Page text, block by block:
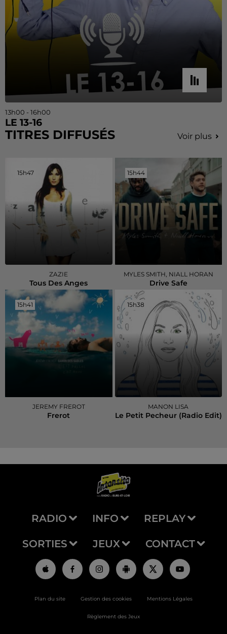
13h00 - 16h00
LE 13-16
TITRES DIFFUSÉS Voir plus
15h47
15h47
ZAZIE
Tous Des Anges
15h44
15h44
MYLES SMITH, NIALL HORAN
Drive Safe
15h41
15h41
JEREMY FREROT
Frerot
15h38
15h38
MANON LISA
Le Petit Pecheur (radio Edit)
RADIO INFO REPLAY
SORTIES JEUX CONTACT
Plan du site Gestion des cookies Mentions Légales
Règlement des Jeux